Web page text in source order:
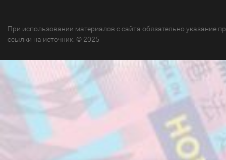
При использовании материалов с сайта обязательно указание
ссылки на источник. © 2025